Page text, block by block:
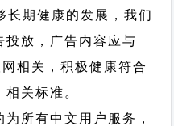
期健康的发展，我们
投放，广告内容应与
相关，积极健康符合
相关标准。
所有中文用户服务，